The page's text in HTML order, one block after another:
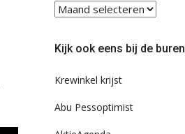
Blader
eens
ons
Kijk ook eens bij de buren
Krewinkel krijst
Abu Pessoptimist